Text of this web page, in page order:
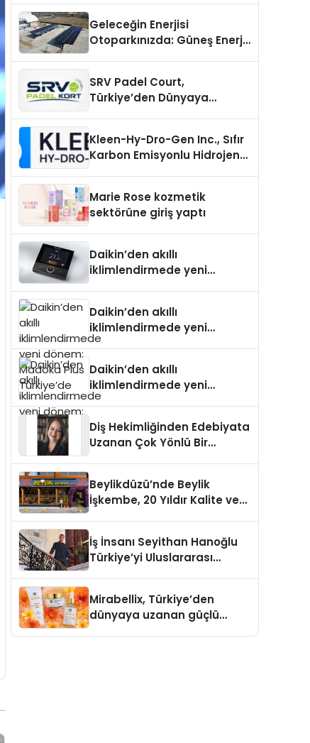
Geleceğin Enerjisi
Otoparkınızda: Güneş Enerjili
SRV Padel Court,
Türkiye’den Dünyaya
Kleen-Hy-Dro-Gen Inc., Sıfır
Karbon Emisyonlu Hidrojen
Aldı
Marie Rose kozmetik
sektörüne giriş yaptı
Daikin’den akıllı
iklimlendirmede yeni
Daikin’den akıllı
iklimlendirmede yeni
dönem: Madoka Plus
Daikin’den akıllı
iklimlendirmede yeni
dönem: Madoka Plus
Diş Hekimliğinden Edebiyata
Uzanan Çok Yönlü Bir
Beylikdüzü’nde Beylik
İşkembe, 20 Yıldır Kalite ve
İş İnsanı Seyithan Hanoğlu
Türkiye’yi Uluslararası
Mirabellix, Türkiye’den
dünyaya uzanan güçlü